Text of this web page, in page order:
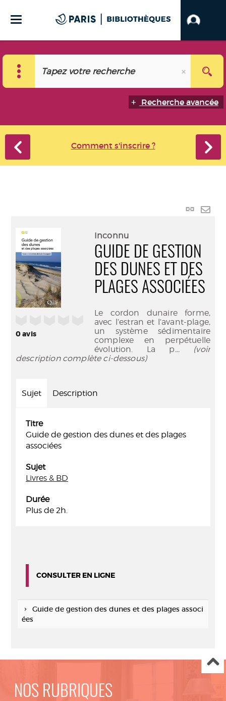
Recherche avancée
Comment s'inscrire ?
Lien
0avis
Inconnu
GUIDE DE GESTION
DES DUNES ET DES
PLAGES ASSOCIÉES
Le cordon dunaire forme,
avec l’estran et l’avant-plage,
un système sédimentaire
complexe en perpétuelle
évolution. La p... (voir
description complète ci-dessous)
Sujet Description
Titre
Guide de gestion des dunes et des plages
associées
Sujet
Livres & BD
Durée
Plus de 2h.
CONSULTER EN LIGNE
Guide de gestion des dunes et des plages associ
ées
NOS RUBRIQUES